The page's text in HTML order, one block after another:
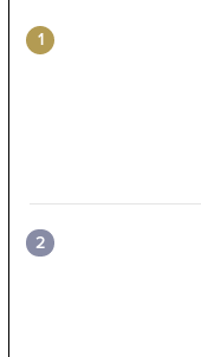
1
2